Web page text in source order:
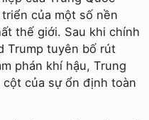
của một số nền
thế giới. Sau khi chính
Trump tuyên bố rút
phán khí hậu, Trung
của sự ổn định toàn